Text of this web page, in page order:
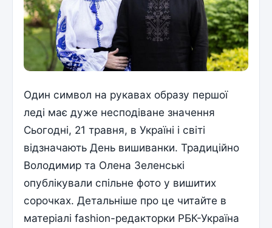
Один символ на рукавах образу першої
леді має дуже несподіване значення
Сьогодні, 21 травня, в Україні і світі
відзначають День вишиванки. Традиційно
Володимир та Олена Зеленські
опублікували спільне фото у вишитих
сорочках. Детальніше про це читайте в
матеріалі fashion-редакторки РБК-Україна